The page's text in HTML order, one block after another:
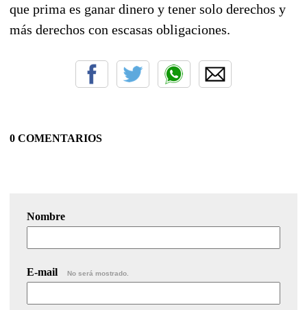
que prima es ganar dinero y tener solo derechos y
más derechos con escasas obligaciones.
0 COMENTARIOS
Nombre
E-mail No será mostrado.